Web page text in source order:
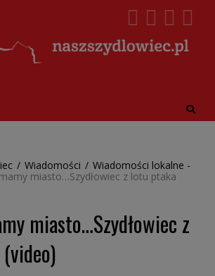
/ Wiadomości / Wiadomości lokalne -
miasto…Szydłowiec z lotu ptaka
miasto…Szydłowiec z